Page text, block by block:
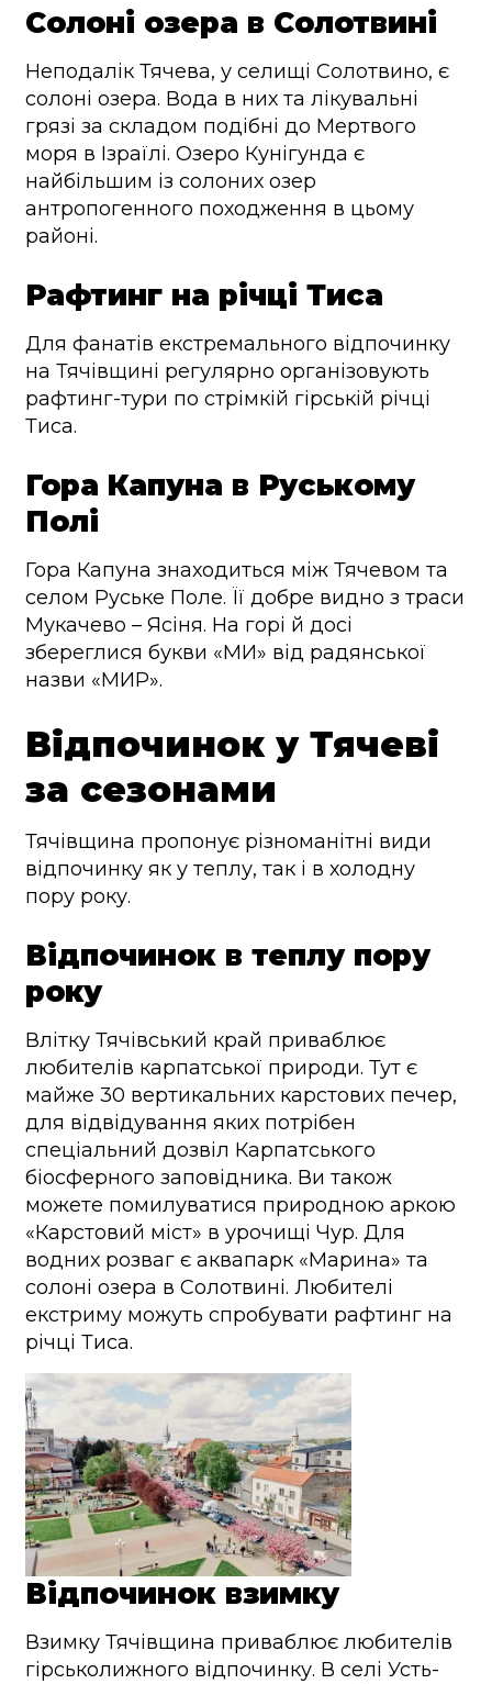
Солоні озера в Солотвині
Неподалік Тячева, у селищі Солотвино, є
солоні озера. Вода в них та лікувальні
грязі за складом подібні до Мертвого
моря в Ізраїлі. Озеро Кунігунда є
найбільшим із солоних озер
антропогенного походження в цьому
районі.
Рафтинг на річці Тиса
Для фанатів екстремального відпочинку
на Тячівщині регулярно організовують
рафтинг-тури по стрімкій гірській річці
Тиса.
Гора Капуна в Руському
Полі
Гора Капуна знаходиться між Тячевом та
селом Руське Поле. Її добре видно з траси
Мукачево – Ясіня. На горі й досі
збереглися букви «МИ» від радянської
назви «МИР».
Відпочинок у Тячеві
за сезонами
Тячівщина пропонує різноманітні види
відпочинку як у теплу, так і в холодну
пору року.
Відпочинок в теплу пору
року
Влітку Тячівський край приваблює
любителів карпатської природи. Тут є
майже 30 вертикальних карстових печер,
для відвідування яких потрібен
спеціальний дозвіл Карпатського
біосферного заповідника. Ви також
можете помилуватися природною аркою
«Карстовий міст» в урочищі Чур. Для
водних розваг є аквапарк «Марина» та
солоні озера в Солотвині. Любителі
екстриму можуть спробувати рафтинг на
річці Тиса.
Відпочинок взимку
Взимку Тячівщина приваблює любителів
гірськолижного відпочинку. В селі Усть-